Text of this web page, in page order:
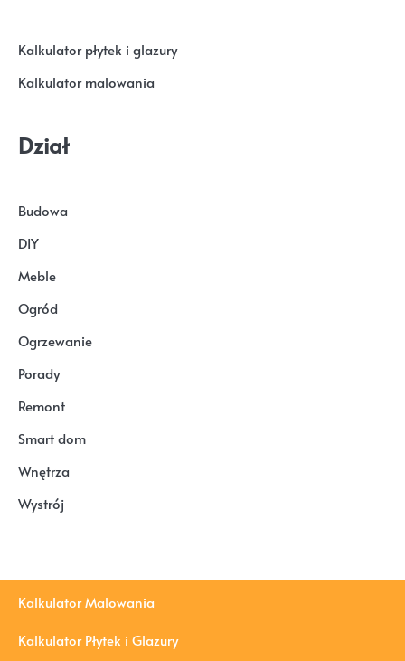
Kalkulator płytek i glazury
Kalkulator malowania
Dział
Budowa
DIY
Meble
Ogród
Ogrzewanie
Porady
Remont
Smart dom
Wnętrza
Wystrój
Kalkulator Malowania
Kalkulator Płytek i Glazury